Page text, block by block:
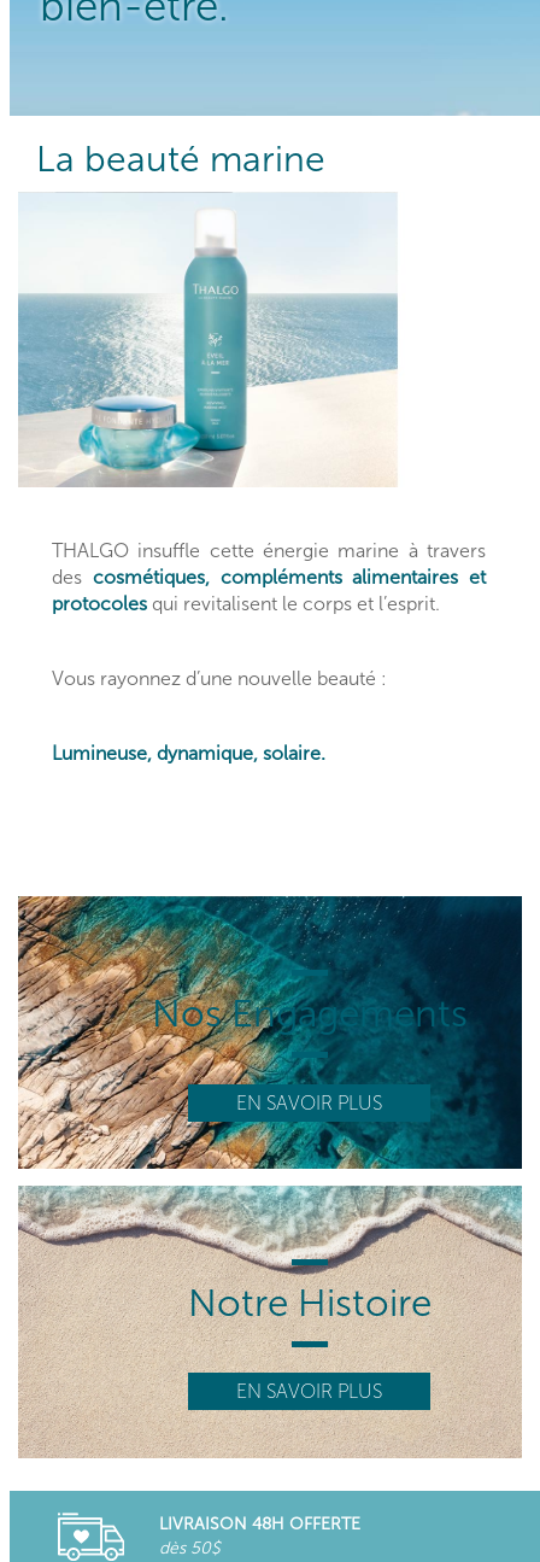
La beauté marine
THALGO insuffle cette énergie marine à travers
des cosmétiques, compléments alimentaires et
protocoles qui revitalisent le corps et l’esprit.
Vous rayonnez d’une nouvelle beauté :
Lumineuse, dynamique, solaire.
Nos Engagements
EN SAVOIR PLUS
Notre Histoire
EN SAVOIR PLUS
LIVRAISON 48H OFFERTE
dès 50$